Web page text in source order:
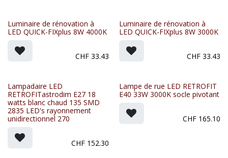
Luminaire de rénovation à
LED QUICK-FIXplus 8W 4000K
CHF 33.43
Luminaire de rénovation à
LED QUICK-FIXplus 8W 3000K
CHF 33.43
Lampadaire LED
RETROFITastrodim E27 18
watts blanc chaud 135 SMD
2835 LED's rayonnement
unidirectionnel 270
CHF 152.30
Lampe de rue LED RETROFIT
E40 33W 3000K socle pivotant
CHF 165.10